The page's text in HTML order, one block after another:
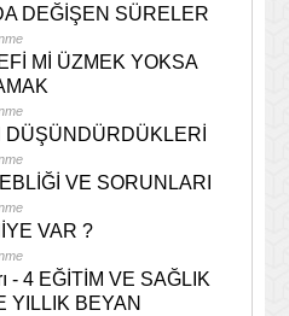
DEĞİŞEN SÜRELER
Mİ ÜZMEK YOKSA
VE SORUNLARI
VAR ?
- 4 EĞİTİM VE SAĞLIK
YILLIK BEYAN